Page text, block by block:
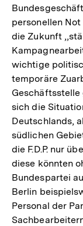
personellen
die Zukunft
wichtige
temporäre
sich die
Deutschlands,
südlichen
die F.D.P. nur
diese könnten
Bundespartei
Berlin
Personal der